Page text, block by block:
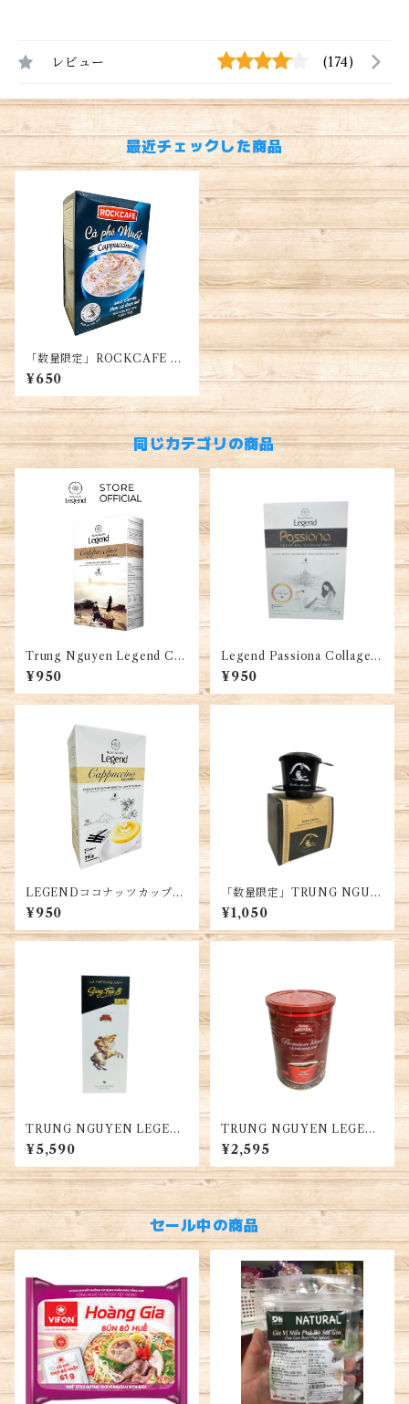
レビュー (174)
最近チェックした商品
「数量限定」ROCKCAFE 塩
カプチーノコーヒー5袋x30g
入り・SALT COFFEE CUP
PUCCINO・Cà Phê Muối
¥650
同じカテゴリの商品
Trung Nguyen Legend Cap
puccino Vị Ca Cao・Trung
Nguyen Legend カプチーノ
モカ味
¥950
Legend Passiona Collagen
Added (14sticks x16g)・Cà
Phê Rang Xay Bổ Sung Coll
agen (14 túi x 16g)
¥950
LEGENDココナッツカップチ
ノ1箱(12袋入り)・Coconut C
appuccino ・Cà phê Legen
d Cappuchino vị dừa
¥950
「数量限定」TRUNG NGUY
EN LEGEND Napoléon Bo
naparte コーヒーフィルタ
ー・Coffee Filter・Phim N
¥1,050
TRUNG NGUYEN LEGEN
D Napoléon Bonaparte ク
リエイティブ ⑧ ロストコー
ヒー (2袋 x250g) ギフトに
素敵・Cà Phê Rang Xay Sán
g Tạo 8 -Cà Phê Cao Cấp
¥5,590
TRUNG NGUYEN LEGEN
D プレミアムブレンド ロスト
コーヒー缶 (425G)・Premiu
m Blend Cà Phê Rang Xay
Lon
¥2,595
セール中の商品